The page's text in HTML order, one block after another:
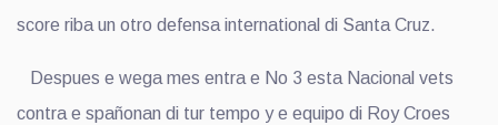
score riba un otro defensa international di Santa Cruz.
Despues e wega mes entra e No 3 esta Nacional vets
contra e spañonan di tur tempo y e equipo di Roy Croes